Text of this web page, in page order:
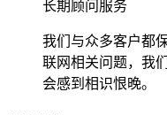
长期顾问服务
我们与众多客户都
联网相关问题，我
会感到相识恨晚。